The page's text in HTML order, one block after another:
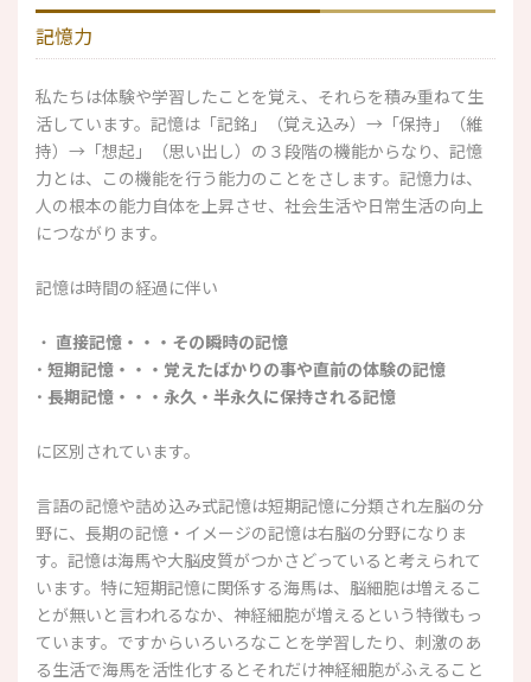
記憶力
私たちは体験や学習したことを覚え、それらを積み重ねて生
活しています。記憶は「記銘」（覚え込み）→「保持」（維
持）→「想起」（思い出し）の３段階の機能からなり、記憶
力とは、この機能を行う能力のことをさします。記憶力は、
人の根本の能力自体を上昇させ、社会生活や日常生活の向上
につながります。
記憶は時間の経過に伴い
・ 直接記憶・・・その瞬時の記憶
･ 短期記憶・・・覚えたばかりの事や直前の体験の記憶
･ 長期記憶・・・永久・半永久に保持される記憶
に区別されています。
言語の記憶や詰め込み式記憶は短期記憶に分類され左脳の分
野に、長期の記憶・イメージの記憶は右脳の分野になりま
す。記憶は海馬や大脳皮質がつかさどっていると考えられて
います。特に短期記憶に関係する海馬は、脳細胞は増えるこ
とが無いと言われるなか、神経細胞が増えるという特徴もっ
ています。ですからいろいろなことを学習したり、刺激のあ
る生活で海馬を活性化するとそれだけ神経細胞がふえること